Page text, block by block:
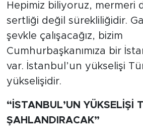
Hepimiz biliyoruz, mermeri
sertliği değil sürekliliğidir.
şevkle çalışacağız, bizim
Cumhurbaşkanımıza bir
var. İstanbul’un yükselişi
yükselişidir.
“İSTANBUL’UN YÜKSELİŞİ
ŞAHLANDIRACAK”